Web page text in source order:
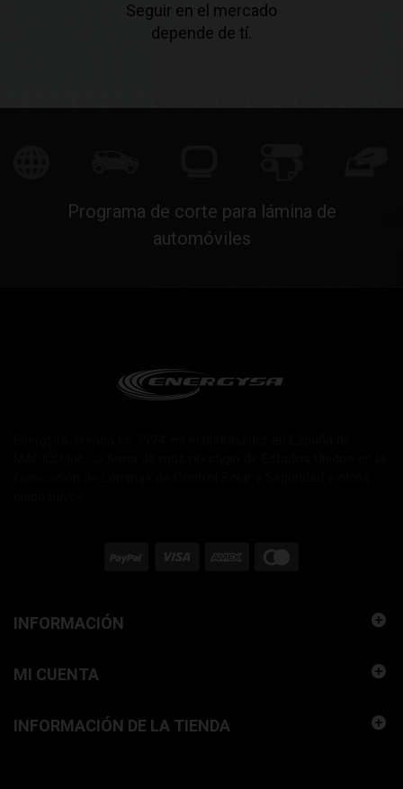
Seguir en el mercado
depende de tí.
Programa de corte para lámina de
automóviles
INFORMACIÓN
MI CUENTA
INFORMACIÓN DE LA TIENDA